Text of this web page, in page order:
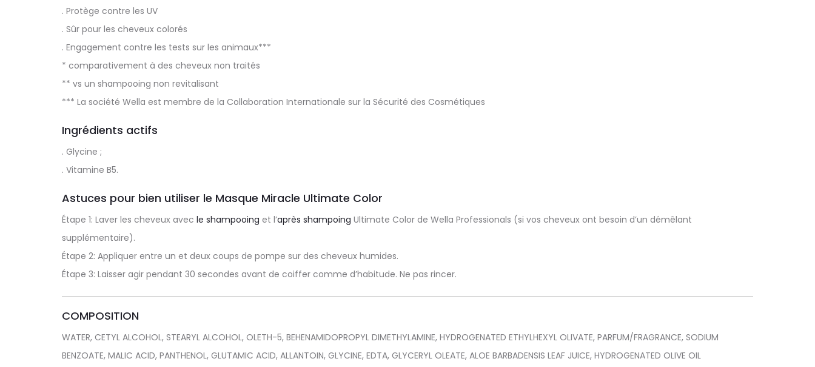
. Protège contre les UV
. Sûr pour les cheveux colorés
. Engagement contre les tests sur les animaux***
* comparativement à des cheveux non traités
** vs un shampooing non revitalisant
*** La société Wella est membre de la Collaboration Internationale sur la Sécurité des Cosmétiques
Ingrédients actifs
. Glycine ;
. Vitamine B5.
Astuces pour bien utiliser le Masque Miracle Ultimate Color
Étape 1: Laver les cheveux avec le shampooing et l’après shampoing Ultimate Color de Wella Professionals (si vos cheveux ont besoin d’un démêlant
supplémentaire).
Étape 2: Appliquer entre un et deux coups de pompe sur des cheveux humides.
Étape 3: Laisser agir pendant 30 secondes avant de coiffer comme d’habitude. Ne pas rincer.
COMPOSITION
WATER, CETYL ALCOHOL, STEARYL ALCOHOL, OLETH-5, BEHENAMIDOPROPYL DIMETHYLAMINE, HYDROGENATED ETHYLHEXYL OLIVATE, PARFUM/FRAGRANCE, SODIUM
BENZOATE, MALIC ACID, PANTHENOL, GLUTAMIC ACID, ALLANTOIN, GLYCINE, EDTA, GLYCERYL OLEATE, ALOE BARBADENSIS LEAF JUICE, HYDROGENATED OLIVE OIL